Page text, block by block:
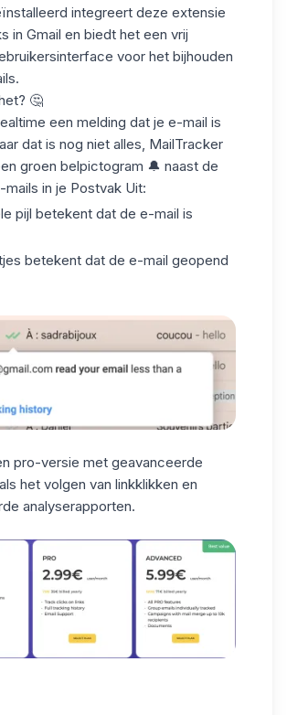
integreert deze extensie
in Gmail en biedt het een vrij
voor het bijhouden
🤔
een melding dat je e-mail is
dat is nog niet alles, MailTracker
groen belpictogram 🔔 naast de
in je Postvak Uit:
pijl betekent dat de e-mail is
betekent dat de e-mail geopend
pro-versie met geavanceerde
het volgen van linkklikken en
analyserapporten.